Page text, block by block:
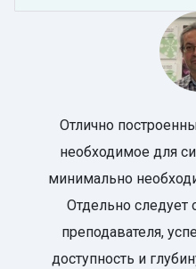
Отлично
необходимое для
минимально
Отдельно следует
преподавателя,
доступность и